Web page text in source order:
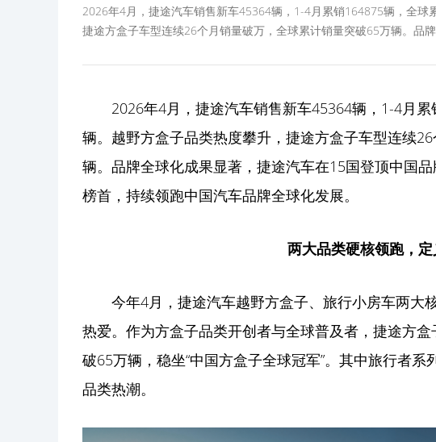
2026年4月，捷途汽车销售新车45364辆，1-4月累销164875辆，全球
捷途方盒子车型连续26个月销量破万，全球累计销量突破65万辆。品牌
2026年4月，捷途汽车销售新车45364辆，1-4月
辆。越野方盒子品类热度攀升，捷途方盒子车型连续
辆。品牌全球化成果显著，捷途汽车在15国登顶中国
榜首，持续领跑中国汽车品牌全球化发展。
两大品类硬核领跑，
今年4月，捷途汽车越野方盒子、旅行小房车两大
热爱。作为方盒子品类开创者与全球普及者，捷途方
破65万辆，稳坐“中国方盒子全球冠军”。其中旅行者
品类热潮。